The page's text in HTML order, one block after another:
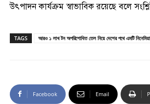
উৎপাদন কার্যক্রম স্বাভাবিক রয়েছে বলে
TAGS আরও ১ লাখ টন অপরিশোধিত তেল নিয়ে দেশের পথে এমটি নিনেমিয়া
Facebook Email